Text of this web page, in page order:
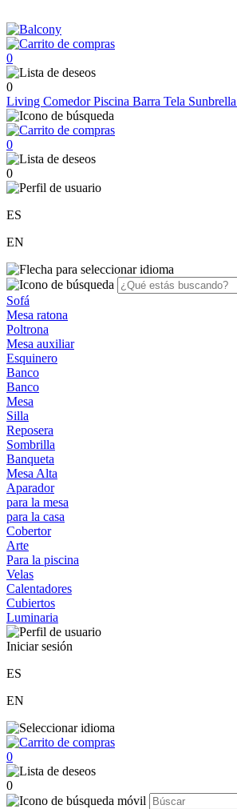
0
0
Living ComedorPiscina Barra Tela Sunbrella
0
0
ES
EN
Sofá
Mesa ratona
Poltrona
Mesa auxiliar
Esquinero
Banco
Banco
Mesa
Silla
Reposera
Sombrilla
Banqueta
Mesa Alta
Aparador
para la mesa
para la casa
Cobertor
Arte
Para la piscina
Velas
Calentadores
Cubiertos
Luminaria
Iniciar sesión
ES
EN
0
0